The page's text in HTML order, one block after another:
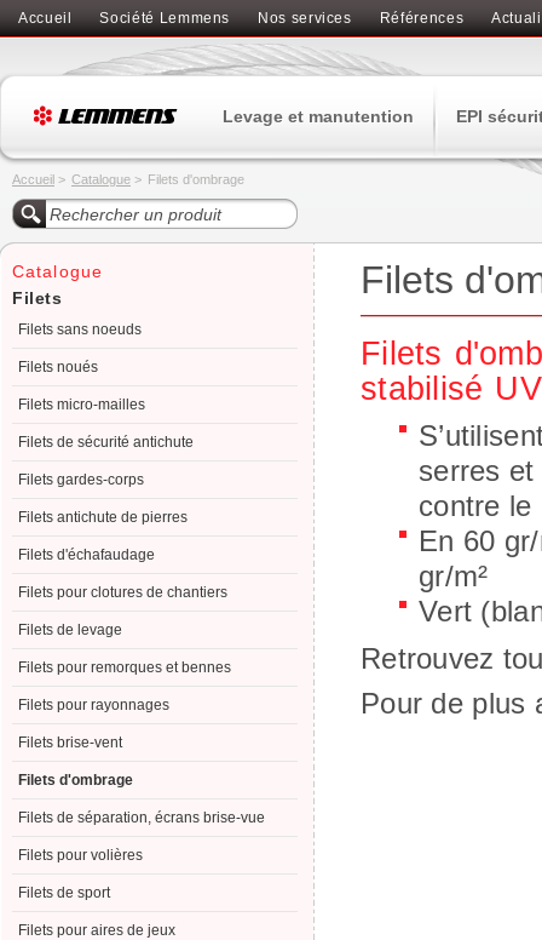
Accueil Société Lemmens Nos services Références
Levage et manutention EPI
Accueil > Catalogue > Filets d'ombrage
Catalogue
Filets
Filets sans noeuds
Filets noués
Filets micro-mailles
Filets de sécurité antichute
Filets gardes-corps
Filets antichute de pierres
Filets d'échafaudage
Filets pour clotures de chantiers
Filets de levage
Filets pour remorques et bennes
Filets pour rayonnages
Filets brise-vent
Filets d'ombrage
Filets de séparation, écrans brise-vue
Filets pour volières
Filets de sport
Filets pour aires de jeux
Filets
Filets
stabilisé UV
serres
contre
En 60
gr/m²
Vert
Retrouvez
Pour de plus